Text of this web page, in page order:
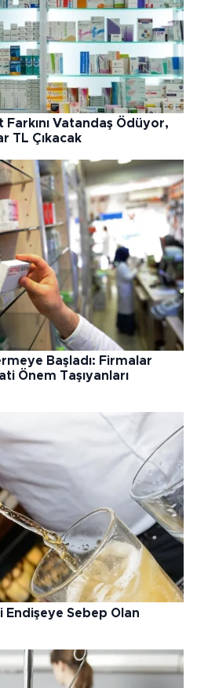
Vatandaş Ödüyor,
TL Çıkacak
Başladı: Firmalar
Önem Taşıyanları
Endişeye Sebep Olan